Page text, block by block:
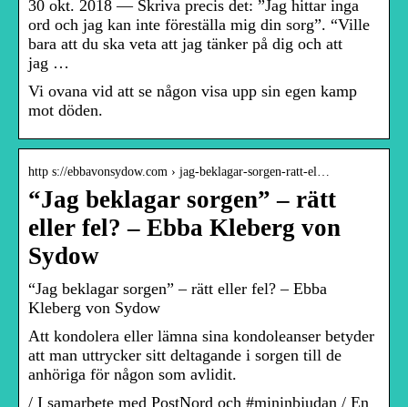
30 okt. 2018 — Skriva precis det: ”Jag hittar inga
ord och jag kan inte föreställa mig din sorg”. “Ville
bara att du ska veta att jag tänker på dig och att
jag …
Vi ovana vid att se någon visa upp sin egen kamp
mot döden.
http s://ebbavonsydow.com › jag-beklagar-sorgen-ratt-el…
“Jag beklagar sorgen” – rätt
eller fel? – Ebba Kleberg von
Sydow
“Jag beklagar sorgen” – rätt eller fel? – Ebba
Kleberg von Sydow
Att kondolera eller lämna sina kondoleanser betyder
att man uttrycker sitt deltagande i sorgen till de
anhöriga för någon som avlidit.
/ I samarbete med PostNord och #mininbjudan / En